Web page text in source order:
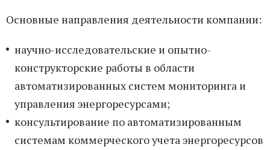
Основные направления деятельности компании:
научно-исследовательские и опытно-
конструкторские работы в области
автоматизированных систем мониторинга и
управления энергоресурсами;
консультирование по автоматизированным
системам коммерческого учета энергоресурсов